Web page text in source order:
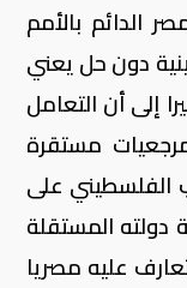
الدائم بالأمم
دون حل يعني
إلى أن التعامل
مستقرة
على
المستقلة
عليه مصريا